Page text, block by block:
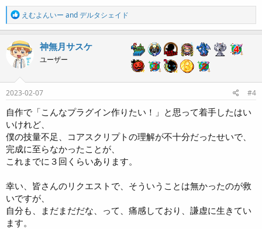
R
e
a
c
t
i
o
n
s
:
えむよんいー andデルタシェイド
神無月サスケ
ユーザー
2023-02-07 #4
自作で「こんなプラグイン作りたい！」と思って着手したはい
いけれど、
僕の技量不足、コアスクリプトの理解が不十分だったせいで、
完成に至らなかったことが、
これまでに３回くらいあります。
幸い、皆さんのリクエストで、そういうことは無かったのが救
いですが、
自分も、まだまだだな、って、痛感しており、謙虚に生きてい
ます。